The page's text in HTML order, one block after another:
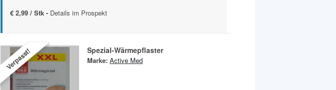
€ 2,99 / Stk - Details im Prospekt
Verpasst! Spezial-Wärmepflaster
Marke: Active Med